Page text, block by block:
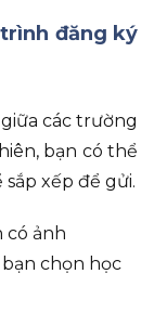
đăng ký
các trường
bạn có thể
xếp để gửi.
có ảnh
chọn học